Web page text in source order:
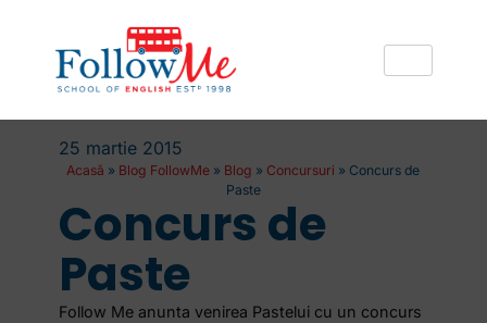
25 martie 2015
Acasă » Blog FollowMe » Blog » Concursuri » Concurs de
Paste
Concurs de
Paste
Follow Me anunta venirea Pastelui cu un concurs